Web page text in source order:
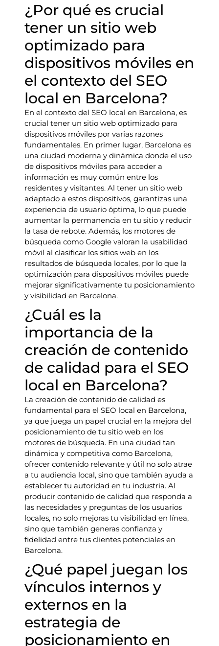
¿Por qué es crucial
tener un sitio web
optimizado para
dispositivos móviles en
el contexto del SEO
local en Barcelona?
En el contexto del SEO local en Barcelona, es
crucial tener un sitio web optimizado para
dispositivos móviles por varias razones
fundamentales. En primer lugar, Barcelona es
una ciudad moderna y dinámica donde el uso
de dispositivos móviles para acceder a
información es muy común entre los
residentes y visitantes. Al tener un sitio web
adaptado a estos dispositivos, garantizas una
experiencia de usuario óptima, lo que puede
aumentar la permanencia en tu sitio y reducir
la tasa de rebote. Además, los motores de
búsqueda como Google valoran la usabilidad
móvil al clasificar los sitios web en los
resultados de búsqueda locales, por lo que la
optimización para dispositivos móviles puede
mejorar significativamente tu posicionamiento
y visibilidad en Barcelona.
¿Cuál es la
importancia de la
creación de contenido
de calidad para el SEO
local en Barcelona?
La creación de contenido de calidad es
fundamental para el SEO local en Barcelona,
ya que juega un papel crucial en la mejora del
posicionamiento de tu sitio web en los
motores de búsqueda. En una ciudad tan
dinámica y competitiva como Barcelona,
ofrecer contenido relevante y útil no solo atrae
a tu audiencia local, sino que también ayuda a
establecer tu autoridad en tu industria. Al
producir contenido de calidad que responda a
las necesidades y preguntas de los usuarios
locales, no solo mejoras tu visibilidad en línea,
sino que también generas confianza y
fidelidad entre tus clientes potenciales en
Barcelona.
¿Qué papel juegan los
vínculos internos y
externos en la
estrategia de
posicionamiento en